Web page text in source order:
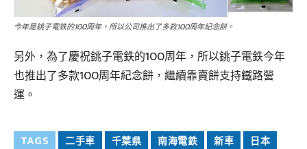
今年是銚子電鉄的100周年，所以公司推出了多款100周年紀念餅。
另外，為了慶祝銚子電鉄的100周年，所以銚子電鉄今年
也推出了多款100周年紀念餅，繼續靠賣餅支持鐵路營
運。
TAGS 二手車 千葉県 南海電鉄 新車
日本